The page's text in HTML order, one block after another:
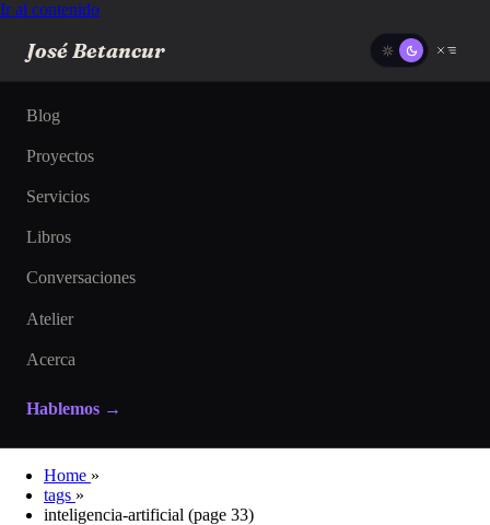
Ir al contenido
José Betancur
Blog
Proyectos
Servicios
Libros
Conversaciones
Atelier
Acerca
Hablemos →
Home »
tags »
inteligencia-artificial (page 33)